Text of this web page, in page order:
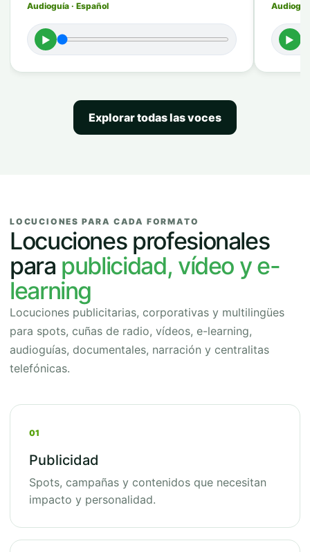
Audioguía · Español
► ►
Explorar todas las voces
LOCUCIONES PARA CADA FORMATO
Locuciones profesionales
para publicidad, vídeo y e-
learning
Locuciones publicitarias, corporativas y multilingües
para spots, cuñas de radio, vídeos, e-learning,
audioguías, documentales, narración y centralitas
telefónicas.
01
Publicidad
Spots, campañas y contenidos que necesitan
impacto y personalidad.